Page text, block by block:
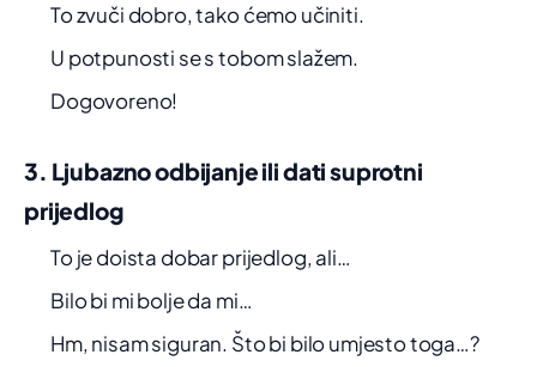
To zvuči dobro, tako ćemo učiniti.
U potpunosti se s tobom slažem.
Dogovoreno!
3. Ljubazno odbijanje ili dati suprotni
prijedlog
To je doista dobar prijedlog, ali…
Bilo bi mi bolje da mi…
Hm, nisam siguran. Što bi bilo umjesto toga…?